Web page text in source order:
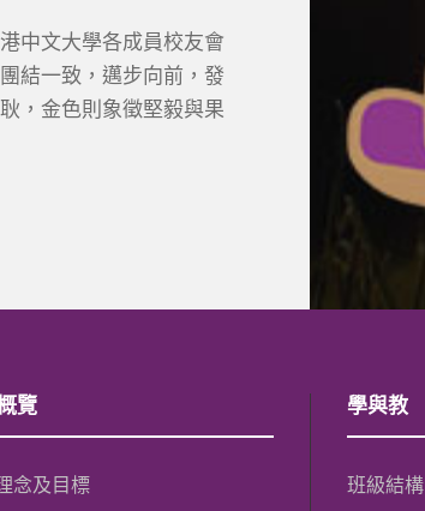
中文大學各成員校友會
結一致，邁步向前，發
，金色則象徵堅毅與果
覽
念及目標
學與教
班級結構